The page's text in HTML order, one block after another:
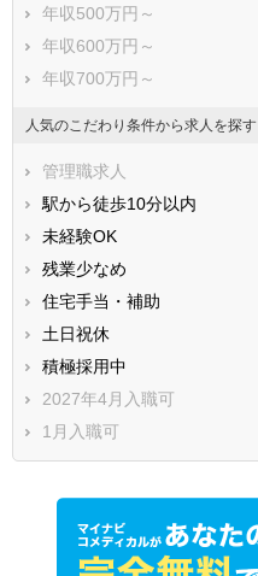
年収500万円～
年収600万円～
年収700万円～
人気のこだわり条件から求人を探す
管理職求人
駅から徒歩10分以内
未経験OK
残業少なめ
住宅手当・補助
土日祝休
積極採用中
2027年4月入職可
1月入職可